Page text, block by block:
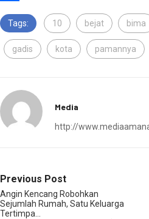
Tags:
10 bejat bima
gadis kota pamannya
Media
http://
Previous Post
Angin Kencang Robohkan
Sejumlah Rumah, Satu Keluarga
Tertimpa…